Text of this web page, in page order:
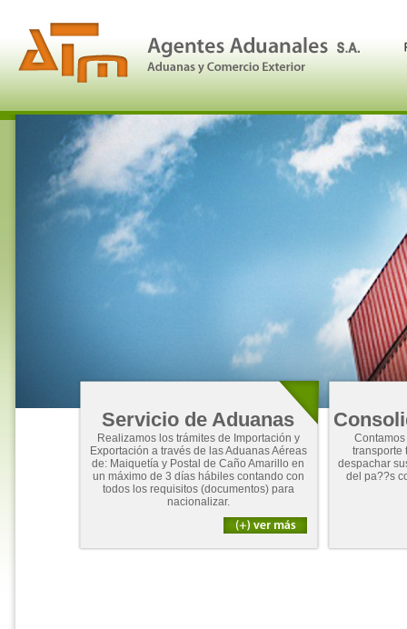
Servicio de Aduanas
Realizamos los trámites de Importación y
Exportación a través de las Aduanas Aéreas
de: Maiquetía y Postal de Caño Amarillo en
un máximo de 3 días hábiles contando con
todos los requisitos (documentos) para
nacionalizar.
transporte
despachar
del pa??s